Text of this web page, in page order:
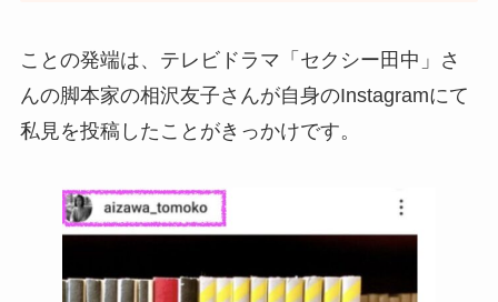
ことの発端は、テレビドラマ「セクシー田中」さ
んの脚本家の相沢友子さんが自身のInstagramにて
私見を投稿したことがきっかけです。